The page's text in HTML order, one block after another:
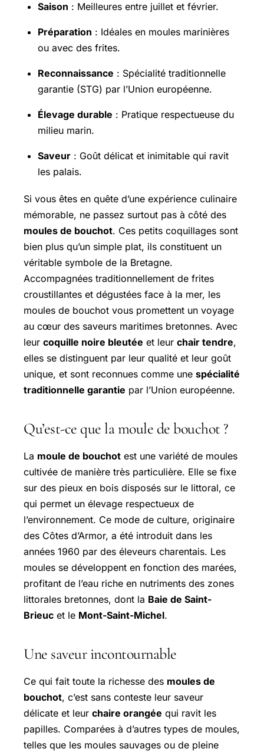
Saison : Meilleures entre juillet et février.
Préparation : Idéales en moules marinières
ou avec des frites.
Reconnaissance : Spécialité traditionnelle
garantie (STG) par l’Union européenne.
Élevage durable : Pratique respectueuse du
milieu marin.
Saveur : Goût délicat et inimitable qui ravit
les palais.
Si vous êtes en quête d’une expérience culinaire
mémorable, ne passez surtout pas à côté des
moules de bouchot. Ces petits coquillages sont
bien plus qu’un simple plat, ils constituent un
véritable symbole de la Bretagne.
Accompagnées traditionnellement de frites
croustillantes et dégustées face à la mer, les
moules de bouchot vous promettent un voyage
au cœur des saveurs maritimes bretonnes. Avec
leur coquille noire bleutée et leur chair tendre,
elles se distinguent par leur qualité et leur goût
unique, et sont reconnues comme une spécialité
traditionnelle garantie par l’Union européenne.
Qu’est-ce que la moule de bouchot ?
La moule de bouchot est une variété de moules
cultivée de manière très particulière. Elle se fixe
sur des pieux en bois disposés sur le littoral, ce
qui permet un élevage respectueux de
l’environnement. Ce mode de culture, originaire
des Côtes d’Armor, a été introduit dans les
années 1960 par des éleveurs charentais. Les
moules se développent en fonction des marées,
profitant de l’eau riche en nutriments des zones
littorales bretonnes, dont la Baie de Saint-
Brieuc et le Mont-Saint-Michel.
Une saveur incontournable
Ce qui fait toute la richesse des moules de
bouchot, c’est sans conteste leur saveur
délicate et leur chaire orangée qui ravit les
papilles. Comparées à d’autres types de moules,
telles que les moules sauvages ou de pleine